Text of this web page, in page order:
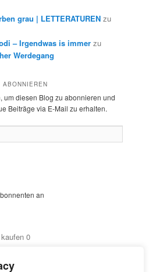
grau | LETTERATUREN zu
– Irgendwas is immer zu
Werdegang
um diesen Blog zu abonnieren und
Beiträge via E-Mail zu erhalten.
an
0